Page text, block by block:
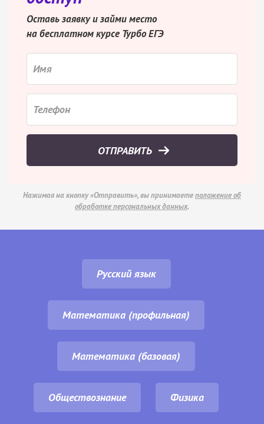
Оставь заявку и займи место
на бесплатном курсе Турбо ЕГЭ
ОТПРАВИТЬ
Нажимая на кнопку «Отправить», вы принимаетеположение об
обработке персональных данных.
Русский язык
Математика (профильная)
Математика (базовая)
Обществознание Физика